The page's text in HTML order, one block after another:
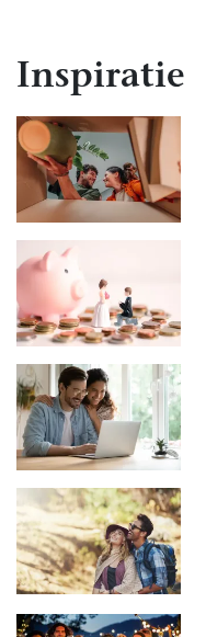
Inspiratie